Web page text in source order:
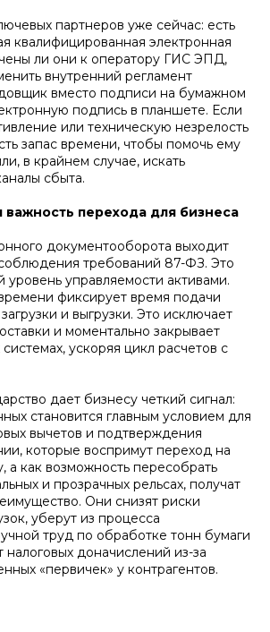
партнеров уже сейчас: есть
квалифицированная электронная
ли они к оператору ГИС ЭПД,
внутренний регламент
вместо подписи на бумажном
подпись в планшете. Если
или техническую незрелость
запас времени, чтобы помочь ему
в крайнем случае, искать
сбыта.
важность перехода для бизнеса
документооборота выходит
требований 87-ФЗ. Это
управляемости активами.
фиксирует время подачи
и выгрузки. Это исключает
и моментально закрывает
ускоряя цикл расчетов с
дает бизнесу четкий сигнал:
становится главным условием для
вычетов и подтверждения
которые воспримут переход на
а как возможность пересобрать
и прозрачных рельсах, получат
Они снизят риски
уберут из процесса
труд по обработке тонн бумаги
налоговых доначислений из-за
«первичек» у контрагентов.